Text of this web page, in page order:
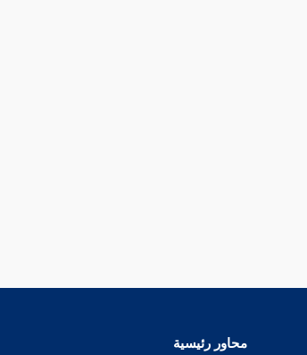
مطلب في الأربعة الذين رأوا النبي
محاور رئيسية